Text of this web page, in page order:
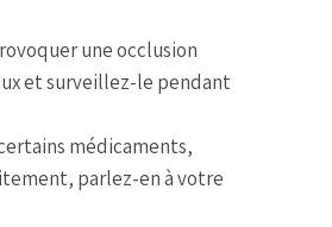
une occlusion
et surveillez-le pendant
médicaments,
parlez-en à votre